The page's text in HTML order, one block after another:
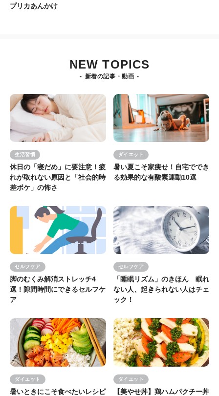
プリカあんかけ
NEW TOPICS
新着の記事・動画
生活習慣
休日の「寝だめ」に要注意！疲
れが取れない原因と「社会的時
差ボケ」の怖さ
ダイエット
暑い夏こそ家痩せ！自宅ででき
る効果的な有酸素運動10選
セルフケア
脚のむくみ解消ストレッチ4
選！隙間時間にできるセルフケ
ア
セルフケア
「睡眠リズム」のきほん 眠れ
ない人、起きられない人はチェ
ック！
ダイエット
暑いときにこそ食べたいレシピ
ダイエット
【美やせ丼】鶏ハムパクチー丼